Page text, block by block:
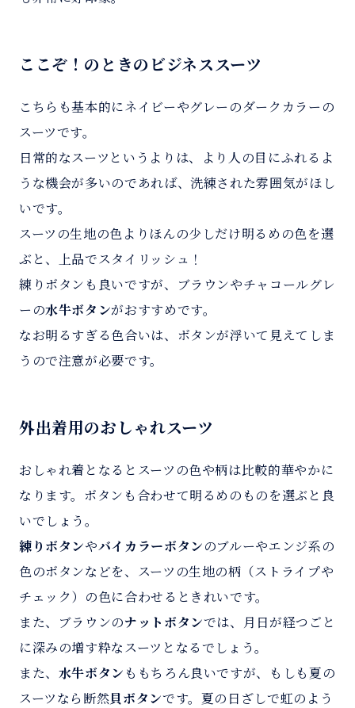
ここぞ！のときのビジネススーツ
こちらも基本的にネイビーやグレーのダークカラーの
スーツです。
日常的なスーツというよりは、より人の目にふれるよ
うな機会が多いのであれば、洗練された雰囲気がほし
いです。
スーツの生地の色よりほんの少しだけ明るめの色を選
ぶと、上品でスタイリッシュ！
練りボタンも良いですが、ブラウンやチャコールグレ
ーの水牛ボタンがおすすめです。
なお明るすぎる色合いは、ボタンが浮いて見えてしま
うので注意が必要です。
外出着用のおしゃれスーツ
おしゃれ着となるとスーツの色や柄は比較的華やかに
なります。ボタンも合わせて明るめのものを選ぶと良
いでしょう。
練りボタンやバイカラーボタンのブルーやエンジ系の
色のボタンなどを、スーツの生地の柄（ストライプや
チェック）の色に合わせるときれいです。
また、ブラウンのナットボタンでは、月日が経つごと
に深みの増す粋なスーツとなるでしょう。
また、 水牛ボタン ももちろん良いですが、もしも夏の
スーツなら断然貝ボタンです。夏の日ざしで虹のよう